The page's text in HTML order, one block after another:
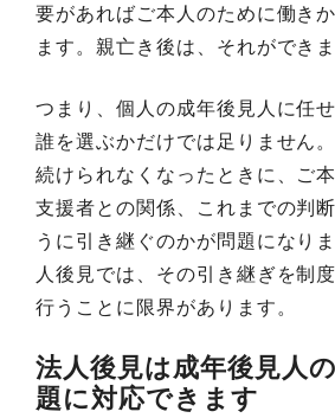
要があればご本人のために働き
ます。親亡き後は、それができま
つまり、個人の成年後見人に任
誰を選ぶかだけでは足りません
続けられなくなったときに、ご
支援者との関係、これまでの判
うに引き継ぐのかが問題になり
人後見では、その引き継ぎを制
行うことに限界があります。
法人後見は成年後見人
題に対応できます